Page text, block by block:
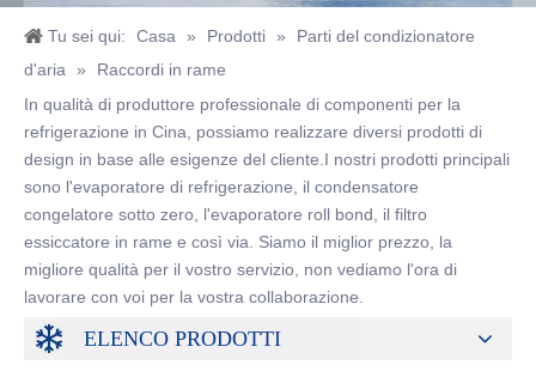
Tu sei qui: Casa » Prodotti »
Parti del condizionatore
d'aria
»
Raccordi in rame
In qualità di produttore professionale di componenti per la
refrigerazione in Cina, possiamo realizzare diversi prodotti di
design in base alle esigenze del cliente.I nostri prodotti principali
sono l'evaporatore di refrigerazione, il condensatore
congelatore sotto zero, l'evaporatore roll bond, il filtro
essiccatore in rame e così via. Siamo il miglior prezzo, la
migliore qualità per il vostro servizio, non vediamo l'ora di
lavorare con voi per la vostra collaborazione.
ELENCO PRODOTTI